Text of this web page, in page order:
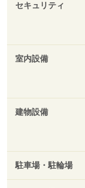
セキュリティ
室内設備
建物設備
駐車場・駐輪場